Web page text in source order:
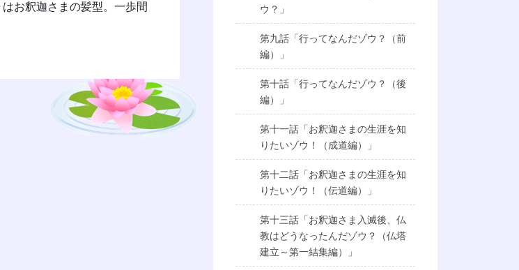
お釈迦さまの髪型。一歩間
ウ？」
第九話「行ってなんだゾウ？（前
編）」
第十話「行ってなんだゾウ？（後
編）」
第十一話「お釈迦さまの生涯を知
りたいゾウ！（成道編）」
第十二話「お釈迦さまの生涯を知
りたいゾウ！（伝道編）」
第十三話「お釈迦さま入滅後、仏
教はどうなったんだゾウ？（仏塔
建立～第一結集編）」